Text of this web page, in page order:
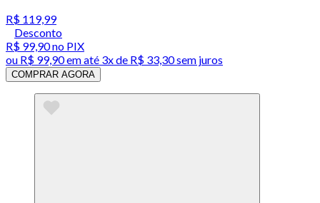
R$ 119,99
Desconto
R$ 99,90no PIX
ou R$ 99,90em até 3x de R$ 33,30 sem juros
COMPRAR AGORA